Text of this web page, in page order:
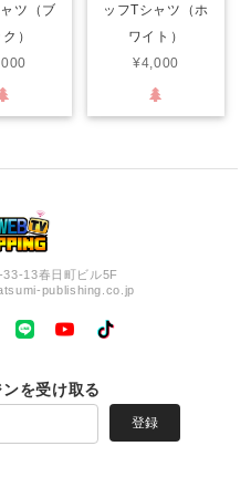
ツ（ブ
）
ッフTシャツ（ホ
ワイト）
¥4,000
13春日町ビル5F
publishing.co.jp
を受け取る
登録